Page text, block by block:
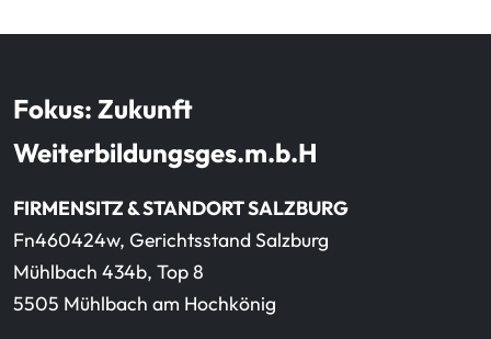
Fokus: Zukunft
Weiterbildungsges.m.b.H
FIRMENSITZ & STANDORT SALZBURG
Fn460424w, Gerichtsstand Salzburg
Mühlbach 434b, Top 8
5505 Mühlbach am Hochkönig